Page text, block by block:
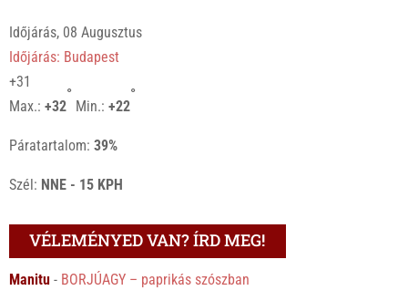
Időjárás, 08 Augusztus
Időjárás: Budapest
+31
Max.:+32
°
Min.:+22
°
Páratartalom:39%
Szél: NNE - 15 KPH
VÉLEMÉNYED VAN? ÍRD MEG!
Manitu - BORJÚAGY – paprikás szószban